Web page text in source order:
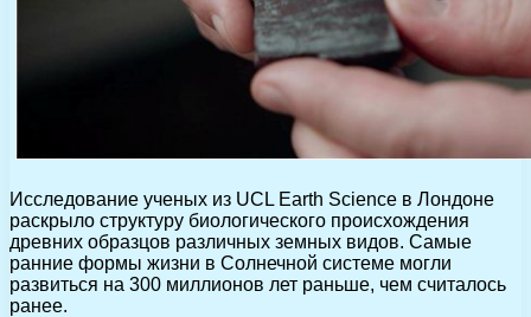
Исследование ученых из UCL Earth Science в Лондоне
раскрыло структуру биологического происхождения
древних образцов различных земных видов. Самые
ранние формы жизни в Солнечной системе могли
развиться на 300 миллионов лет раньше, чем считалось
ранее.